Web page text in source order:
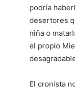
podría
desertores
niña o
el propio
El cronista